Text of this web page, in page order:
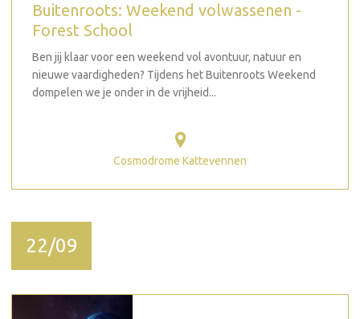
Buitenroots: Weekend volwassenen -
Forest School
Ben jij klaar voor een weekend vol avontuur, natuur en
nieuwe vaardigheden? Tijdens het Buitenroots Weekend
dompelen we je onder in de vrijheid...
Cosmodrome Kattevennen
22/09